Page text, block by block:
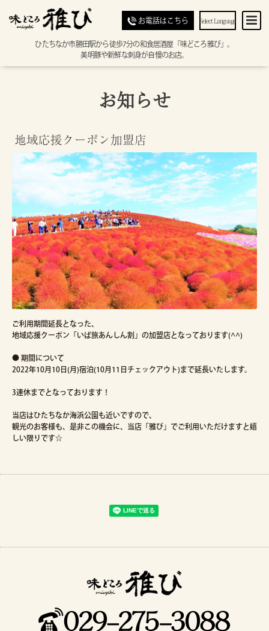
お電話はこちら Select Language
ひたちなか市勝田駅から徒歩7分の和食居酒屋「味どころ雅び」。
美明豚や新鮮な刺身が自慢のお店。
お知らせ
地域応援クーポン加盟店
ご利用期間延長となった、
地域応援クーポン「いば旅あんしん割」の加盟店となっております(^^)
● 期間について
2022年10月10日(月)宿泊(10月11日チェックアウト)まで延長いたします。
3連休までとなっております！
当店はひたちなか海浜公園も近いですので、
観光のお客様も、是非この機会に、当店「雅び」でご利用いただけますと嬉
しい限りです☆